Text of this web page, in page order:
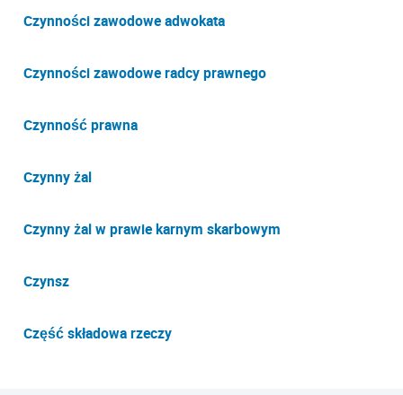
Czynności zawodowe adwokata
Czynności zawodowe radcy prawnego
Czynność prawna
Czynny żal
Czynny żal w prawie karnym skarbowym
Czynsz
Część składowa rzeczy